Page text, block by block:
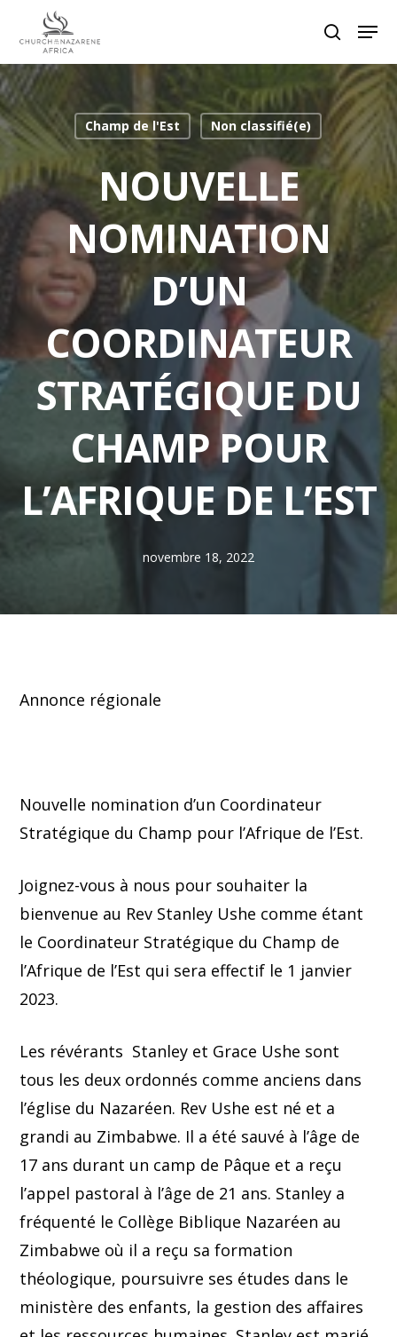
Hit enter to search or ESC to close
Champ de l'Est Non classifié(e)
NOUVELLE
NOMINATION
D’UN
COORDINATEUR
STRATÉGIQUE DU
CHAMP POUR
L’AFRIQUE DE L’EST
novembre 18, 2022
Annonce régionale
Nouvelle nomination d’un Coordinateur
Stratégique du Champ pour l’Afrique de l’Est.
Joignez-vous à nous pour souhaiter la
bienvenue au Rev Stanley Ushe comme étant
le Coordinateur Stratégique du Champ de
l’Afrique de l’Est qui sera effectif le 1 janvier
2023.
Les révérants Stanley et Grace Ushe sont
tous les deux ordonnés comme anciens dans
l’église du Nazaréen. Rev Ushe est né et a
grandi au Zimbabwe. Il a été sauvé à l’âge de
17 ans durant un camp de Pâque et a reçu
l’appel pastoral à l’âge de 21 ans. Stanley a
fréquenté le Collège Biblique Nazaréen au
Zimbabwe où il a reçu sa formation
théologique, poursuivre ses études dans le
ministère des enfants, la gestion des affaires